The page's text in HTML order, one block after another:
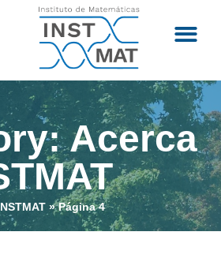
Acerca
»Página 4